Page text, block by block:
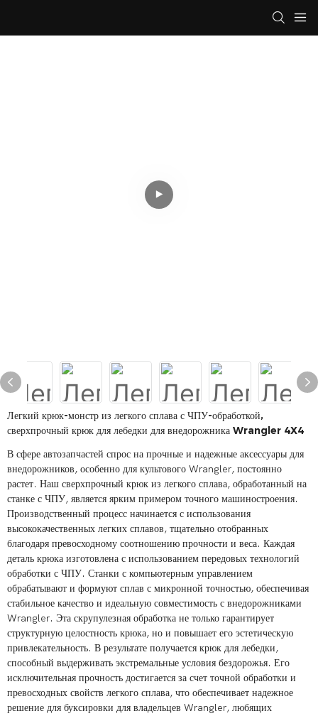
Легкий крюк-монстр из легкого сплава с ЧПУ-обработкой,
сверхпрочный крюк для лебедки для внедорожника Wrangler 4X4
В сфере автозапчастей спрос на прочные и надежные аксессуары для
внедорожников, особенно для культового Wrangler, постоянно
растет. Наш сверхпрочный крюк из легкого сплава, обработанный на
станке с ЧПУ, является ярким примером точного машиностроения.
Производственный процесс начинается с использования
высококачественных легких сплавов, тщательно отобранных
благодаря превосходному соотношению прочности и веса. Каждая
деталь крюка изготовлена ​​с использованием передовых технологий
обработки с ЧПУ. Станки с компьютерным управлением
обрабатывают и формуют сплав с микронной точностью, обеспечивая
стабильное качество и идеальную совместимость с внедорожниками
Wrangler. Эта скрупулезная обработка не только гарантирует
структурную целостность крюка, но и повышает его эстетическую
привлекательность. В результате получается крюк для лебедки,
способный выдерживать экстремальные условия бездорожья. Его
исключительная прочность достигается за счет точной обработки и
превосходных свойств легкого сплава, что обеспечивает надежное
решение для буксировки для владельцев Wrangler, любящих